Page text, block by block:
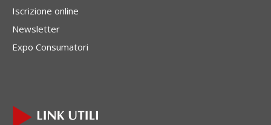
Iscrizione online
Newsletter
Expo Consumatori